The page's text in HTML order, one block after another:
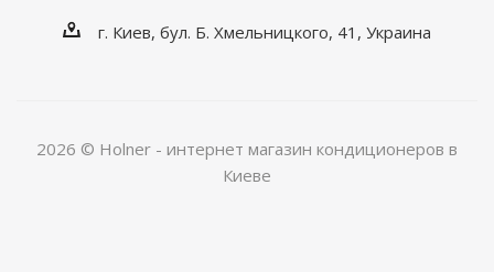
г. Киев, бул. Б. Хмельницкого, 41, Украина
2026 © Holner - интернет магазин кондиционеров в
Киеве